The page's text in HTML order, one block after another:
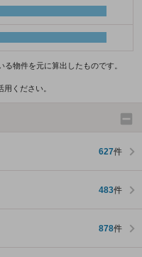
る物件を元に算出したものです。
ください。
627件
483件
878件